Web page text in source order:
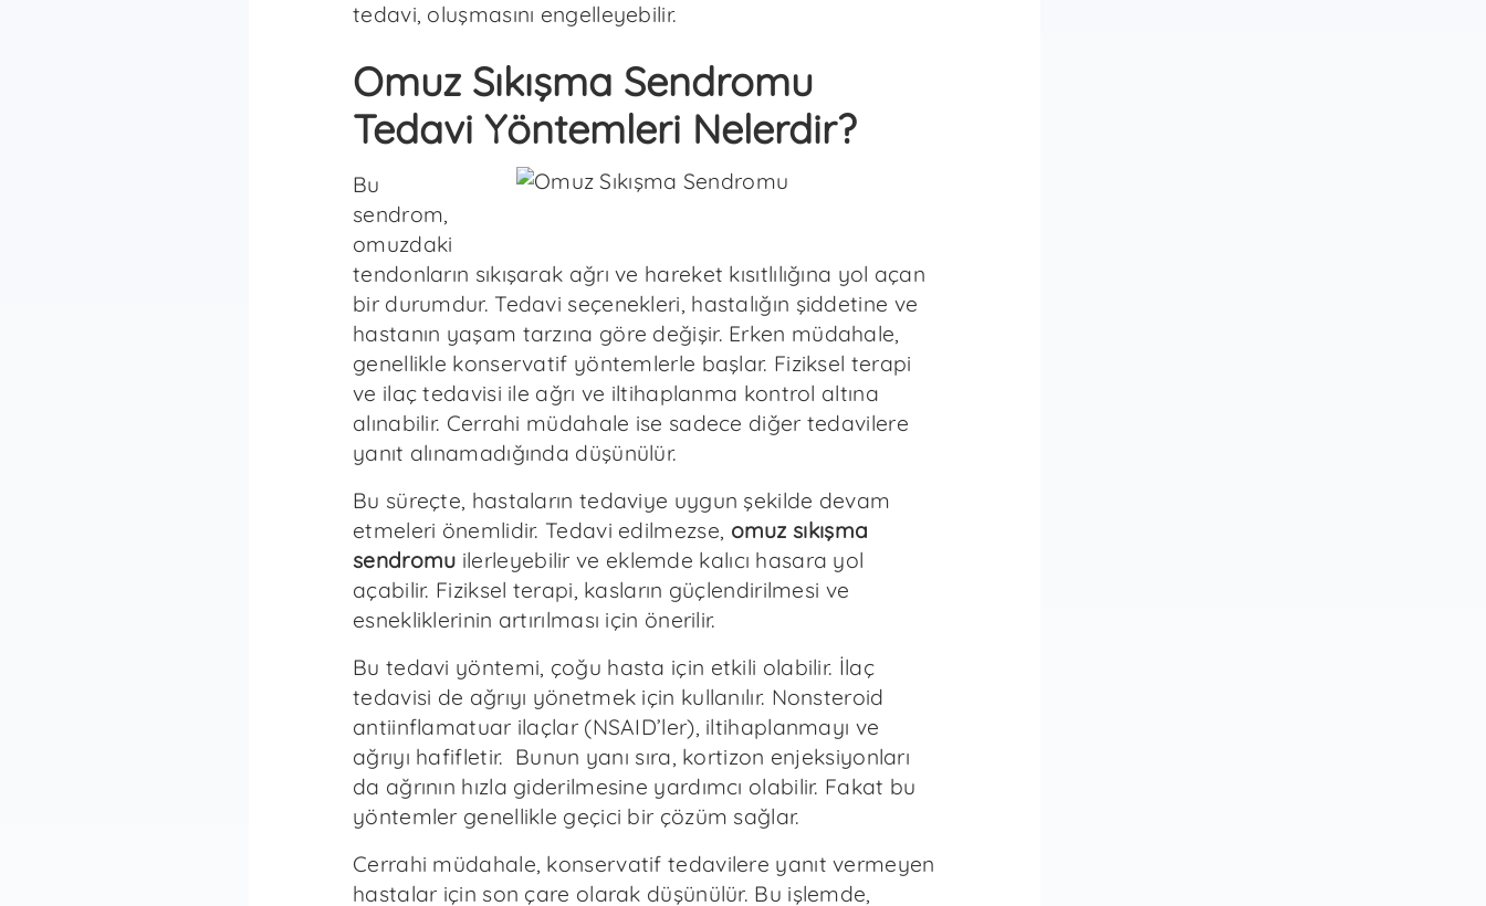
tedavi, oluşmasını engelleyebilir.
Omuz Sıkışma Sendromu
Tedavi Yöntemleri Nelerdir?
Bu
sendrom,
omuzdaki
tendonların sıkışarak ağrı ve hareket kısıtlılığına yol açan
bir durumdur. Tedavi seçenekleri, hastalığın şiddetine ve
hastanın yaşam tarzına göre değişir. Erken müdahale,
genellikle konservatif yöntemlerle başlar. Fiziksel terapi
ve ilaç tedavisi ile ağrı ve iltihaplanma kontrol altına
alınabilir. Cerrahi müdahale ise sadece diğer tedavilere
yanıt alınamadığında düşünülür.
Bu süreçte, hastaların tedaviye uygun şekilde devam
etmeleri önemlidir. Tedavi edilmezse, omuz sıkışma
sendromu ilerleyebilir ve eklemde kalıcı hasara yol
açabilir. Fiziksel terapi, kasların güçlendirilmesi ve
esnekliklerinin artırılması için önerilir.
Bu tedavi yöntemi, çoğu hasta için etkili olabilir. İlaç
tedavisi de ağrıyı yönetmek için kullanılır. Nonsteroid
antiinflamatuar ilaçlar (NSAID’ler), iltihaplanmayı ve
ağrıyı hafifletir. Bunun yanı sıra, kortizon enjeksiyonları
da ağrının hızla giderilmesine yardımcı olabilir. Fakat bu
yöntemler genellikle geçici bir çözüm sağlar.
Cerrahi müdahale, konservatif tedavilere yanıt vermeyen
hastalar için son çare olarak düşünülür. Bu işlemde,